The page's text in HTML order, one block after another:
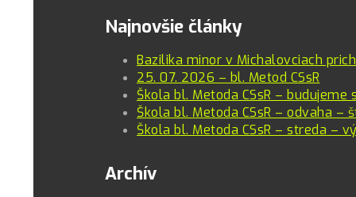
Najnovšie články
Bazilika minor v Michalovciach
25. 07. 2026 – bl. Metod CSsR
Škola bl. Metoda CSsR –
Škola bl. Metoda CSsR – odvaha –
Škola bl. Metoda CSsR – streda –
Archív